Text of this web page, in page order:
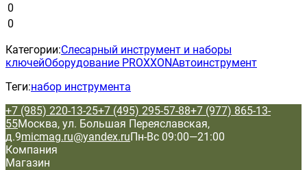
0
0
Категории:Слесарный инструмент и наборы
ключейОборудование PROXXONАвтоинструмент
Теги:набор инструмента
+7 (985) 220-13-25+7 (495) 295-57-88+7 (977) 865-13-
55Москва, ул. Большая Переяславская,
д.9micmag.ru@yandex.ruПн-Вс 09:00—21:00
Компания
Магазин